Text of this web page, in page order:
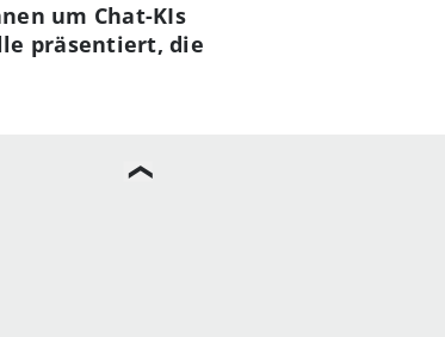
um Chat-KIs
präsentiert, die